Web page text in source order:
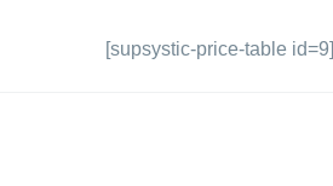
[supsystic-price-table id=9]